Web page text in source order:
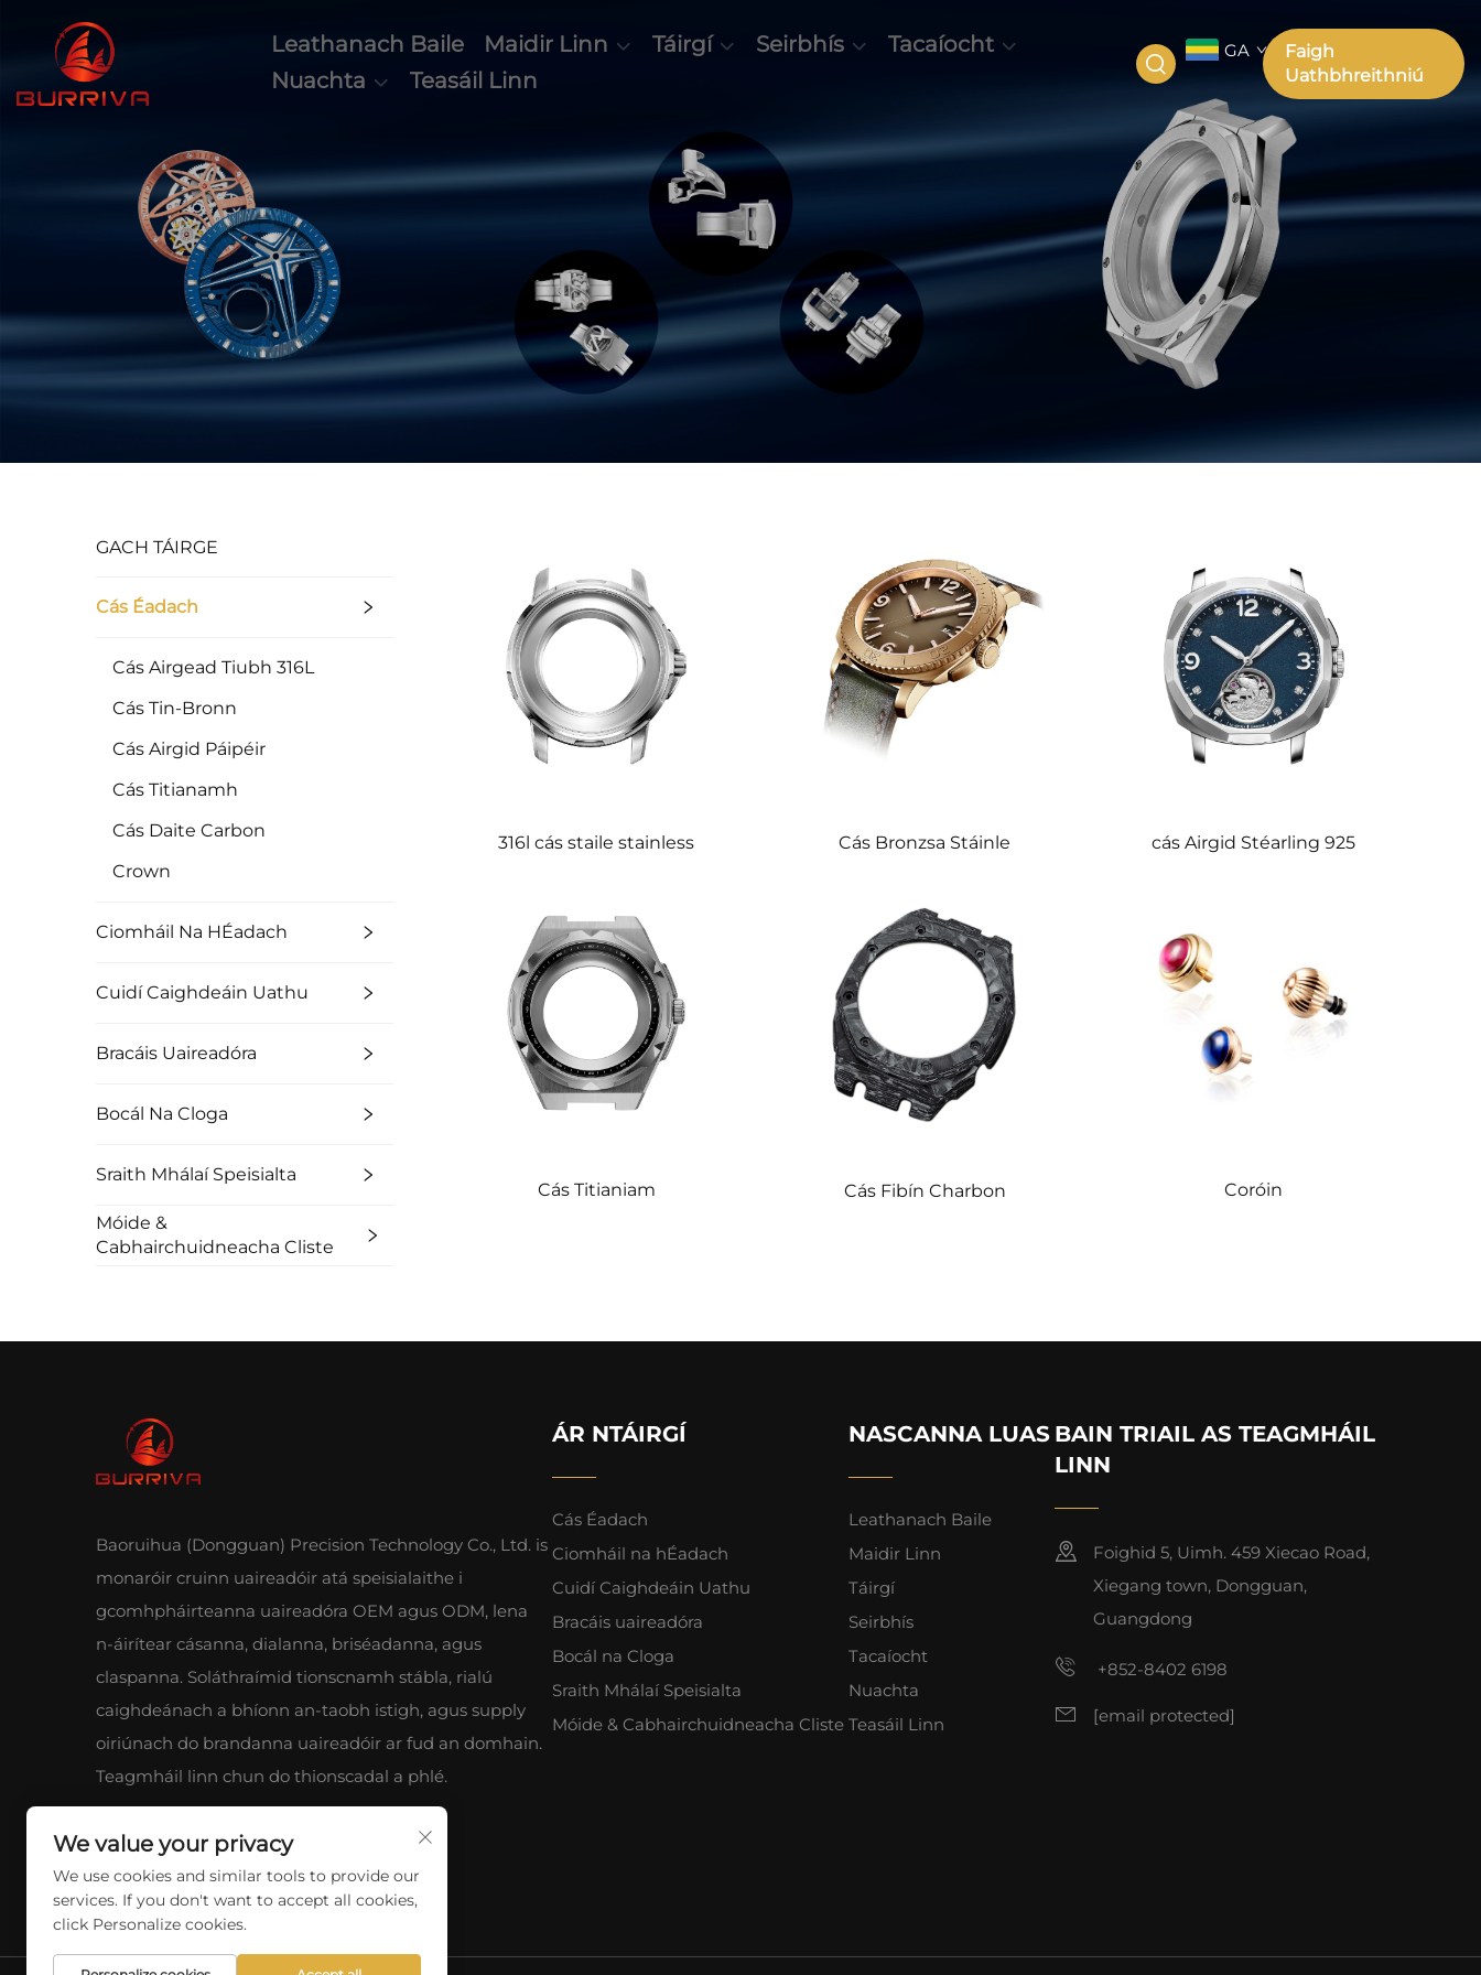
Leathanach Baile Maidir Linn Táirgí Seirbhís
Tacaíocht
Nuachta
Teasáil Linn
GA
Faigh
Uathbhreithniú
GACH TÁIRGE
Cás Éadach
Cás Airgead Tiubh 316L
Cás Tin-Bronn
Cás Airgid Páipéir
Cás Titianamh
Cás Daite Carbon
Crown
Ciomháil Na HÉadach
Cuidí Caighdeáin Uathu
Bracáis Uaireadóra
Bocál Na Cloga
Sraith Mhálaí Speisialta
Móide &
Cabhairchuidneacha Cliste
316l cás staile stainless Cás Bronzsa Stáinle cás Airgid Stéarling 925
Cás Titianiam Cás Fibín Charbon Coróin
Baoruihua (Dongguan) Precision Technology Co., Ltd. is
monaróir cruinn uaireadóir atá speisialaithe i
gcomhpháirteanna uaireadóra OEM agus ODM, lena
n-áirítear cásanna, dialanna, briséadanna, agus
claspanna. Soláthraímid tionscnamh stábla, rialú
caighdeánach a bhíonn an-taobh istigh, agus supply
oiriúnach do brandanna uaireadóir ar fud an domhain.
Teagmháil linn chun do thionscadal a phlé.
ÁR NTÁIRGÍ
Cás Éadach
Ciomháil na hÉadach
Cuidí Caighdeáin Uathu
Bracáis uaireadóra
Bocál na Cloga
Sraith Mhálaí Speisialta
Móide & Cabhairchuidneacha Cliste
NASCANNA LUAS
Leathanach Baile
Maidir Linn
Táirgí
Seirbhís
Tacaíocht
Nuachta
Teasáil Linn
BAIN TRIAIL AS TEAGMHÁIL
LINN
Foighid 5, Uimh. 459 Xiecao Road,
Xiegang town, Dongguan,
Guangdong
+852-8402 6198
[email protected]
We value your privacy
We use cookies and similar tools to provide our
services. If you don't want to accept all cookies,
click Personalize cookies.